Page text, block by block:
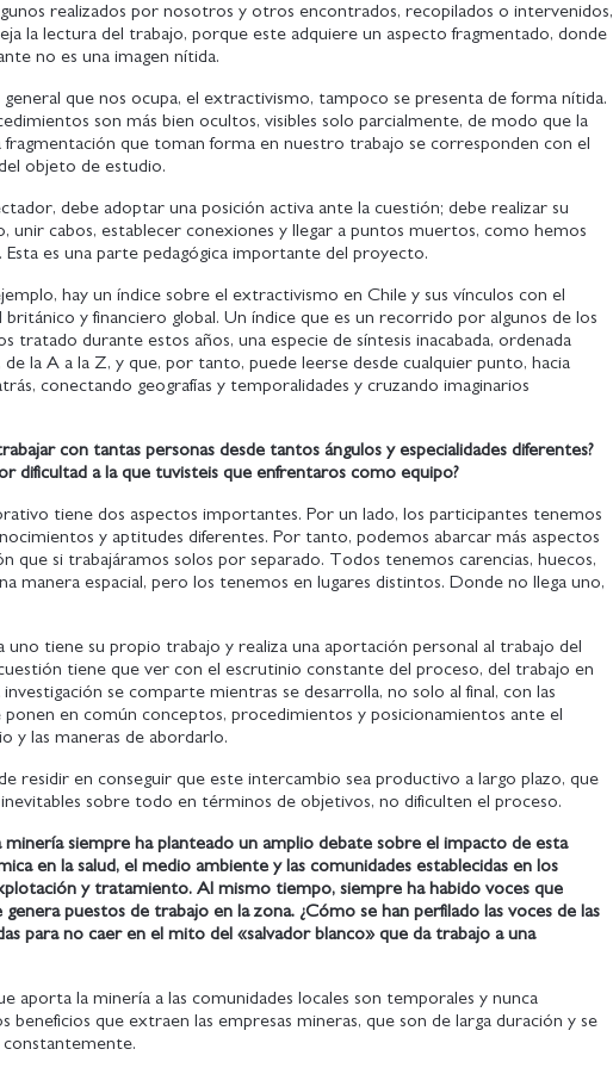
realizados por nosotros y otros encontrados, recopilados o intervenidos,
la lectura del trabajo, porque este adquiere un aspecto fragmentado, donde
no es una imagen nítida.
que nos ocupa, el extractivismo, tampoco se presenta de forma nítida.
son más bien ocultos, visibles solo parcialmente, de modo que la
fragmentación que toman forma en nuestro trabajo se corresponden con el
objeto de estudio.
debe adoptar una posición activa ante la cuestión; debe realizar su
unir cabos, establecer conexiones y llegar a puntos muertos, como hemos
es una parte pedagógica importante del proyecto.
hay un índice sobre el extractivismo en Chile y sus vínculos con el
y financiero global. Un índice que es un recorrido por algunos de los
tratado durante estos años, una especie de síntesis inacabada, ordenada
la A a la Z, y que, por tanto, puede leerse desde cualquier punto, hacia
conectando geografías y temporalidades y cruzando imaginarios
con tantas personas desde tantos ángulos y especialidades diferentes?
dificultad a la que tuvisteis que enfrentaros como equipo?
tiene dos aspectos importantes. Por un lado, los participantes tenemos
y aptitudes diferentes. Por tanto, podemos abarcar más aspectos
que si trabajáramos solos por separado. Todos tenemos carencias, huecos,
manera espacial, pero los tenemos en lugares distintos. Donde no llega uno,
uno tiene su propio trabajo y realiza una aportación personal al trabajo del
tiene que ver con el escrutinio constante del proceso, del trabajo en
se comparte mientras se desarrolla, no solo al final, con las
ponen en común conceptos, procedimientos y posicionamientos ante el
y las maneras de abordarlo.
residir en conseguir que este intercambio sea productivo a largo plazo, que
inevitables sobre todo en términos de objetivos, no dificulten el proceso.
siempre ha planteado un amplio debate sobre el impacto de esta
en la salud, el medio ambiente y las comunidades establecidas en los
y tratamiento. Al mismo tiempo, siempre ha habido voces que
puestos de trabajo en la zona. ¿Cómo se han perfilado las voces de las
para no caer en el mito del «salvador blanco» que da trabajo a una
aporta la minería a las comunidades locales son temporales y nunca
beneficios que extraen las empresas mineras, que son de larga duración y se